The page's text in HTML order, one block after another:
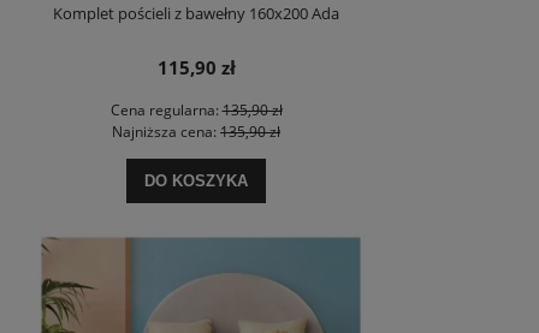
Komplet pościeli z bawełny 160x200 Ada
115,90 zł
Cena regularna:135,90 zł
Najniższa cena: 135,90 zł
DO KOSZYKA